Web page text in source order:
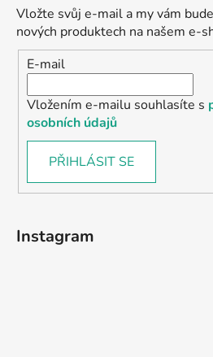
Vložte svůj e-mail a my vám
nových produktech na našem e-
E-mail
Vložením e-mailu souhlasíte s
osobních údajů
PŘIHLÁSIT SE
Instagram